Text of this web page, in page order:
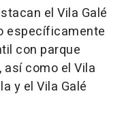
el Vila Galé
específicamente
con parque
como el Vila
y el Vila Galé